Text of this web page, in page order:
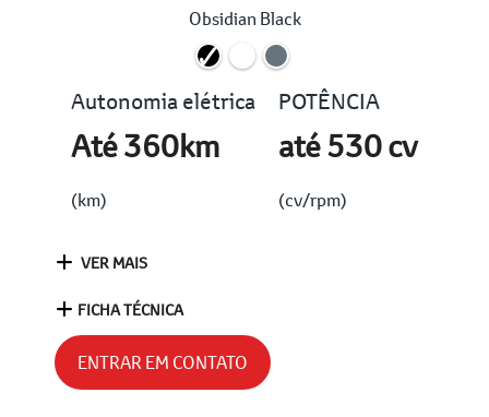
Obsidian Black
Autonomia elétrica
Até 360km
(km)
POTÊNCIA
até 530 cv
(cv/rpm)
VER MAIS
FICHA TÉCNICA
ENTRAR EM CONTATO